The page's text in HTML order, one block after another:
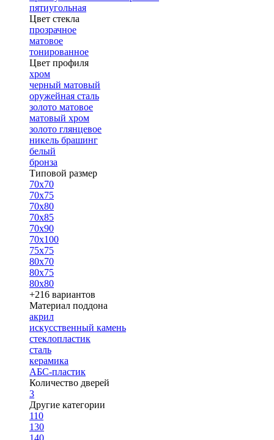
пятиугольная
Цвет стекла
прозрачное
матовое
тонированное
Цвет профиля
хром
черный матовый
оружейная сталь
золото матовое
матовый хром
золото глянцевое
никель брашинг
белый
бронза
Типовой размер
70х70
70х75
70х80
70х85
70х90
70х100
75х75
80х70
80х75
80х80
+216 вариантов
Материал поддона
акрил
искусственный камень
стеклопластик
сталь
керамика
АБС-пластик
Количество дверей
3
Другие категории
110
130
140